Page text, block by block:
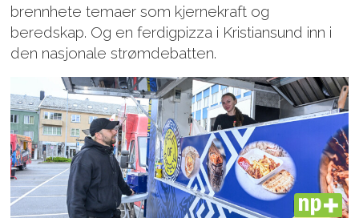
brennhete temaer som kjernekraft og
beredskap. Og en ferdigpizza i Kristiansund inn i
den nasjonale strømdebatten.
PLUS